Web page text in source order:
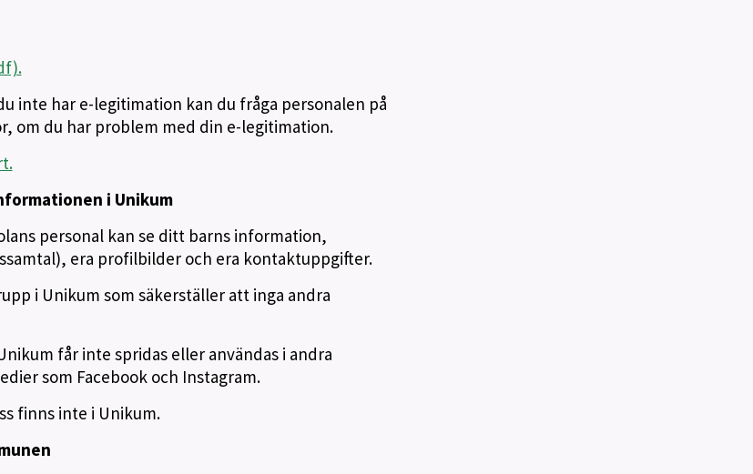
inte har e-legitimation kan du fråga personalen på
om du har problem med din e-legitimation.
i Unikum
personal kan se ditt barns information,
era profilbilder och era kontaktuppgifter.
i Unikum som säkerställer att inga andra
får inte spridas eller användas i andra
som Facebook och Instagram.
finns inte i Unikum.